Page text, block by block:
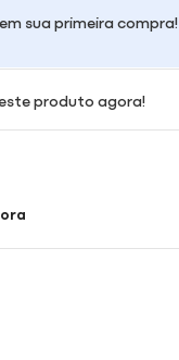
sua primeira compra!
produto agora!